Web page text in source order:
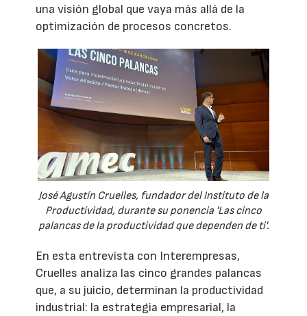
una visión global que vaya más allá de la
optimización de procesos concretos.
José Agustín Cruelles, fundador del Instituto de la
Productividad, durante su ponencia 'Las cinco
palancas de la productividad que dependen de ti'.
En esta entrevista con Interempresas,
Cruelles analiza las cinco grandes palancas
que, a su juicio, determinan la productividad
industrial: la estrategia empresarial, la